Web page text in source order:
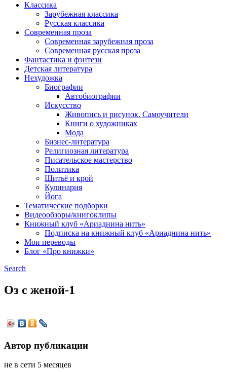
Классика
Зарубежная классика
Русская классика
Современная проза
Современная зарубежная проза
Современная русская проза
Фантастика и фэнтези
Детская литература
Нехудожка
Биографии
Автобиографии
Искусство
Живопись и рисунок. Самоучители
Книги о художниках
Мода
Бизнес-литература
Религиозная литература
Писательское мастерство
Политика
Шитьё и крой
Кулинария
Йога
Тематические подборки
Видеообзоры/книгоклипы
Книжный клуб «Ариаднина нить»
Подписка на книжный клуб «Ариаднина нить»
Мои переводы
Блог «Про книжки»
Search
Оз с женой-1
Автор публикации
не в сети 5 месяцев